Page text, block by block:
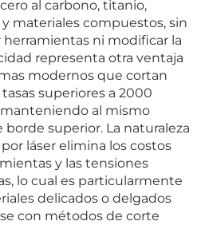
al carbono, titanio,
materiales compuestos, sin
ni modificar la
representa otra ventaja
modernos que cortan
superiores a 2000
al mismo
superior. La naturaleza
láser elimina los costos
y las tensiones
lo cual es particularmente
delicados o delgados
con métodos de corte